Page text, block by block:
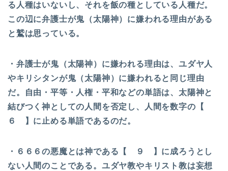
る人種はいないし、それを飯の種としている人種だ。
この辺に弁護士が鬼（太陽神）に嫌われる理由がある
と鷲は思っている。
・弁護士が鬼（太陽神）に嫌われる理由は、ユダヤ人
やキリシタンが鬼（太陽神）に嫌われると同じ理由
だ。自由・平等・人権・平和などの単語は、太陽神と
結びつく神としての人間を否定し、人間を数字の【
６ 】に止める単語であるのだ。
・６６６の悪魔とは神である【 ９ 】に成ろうとし
ない人間のことである。ユダヤ教やキリスト教は妄想